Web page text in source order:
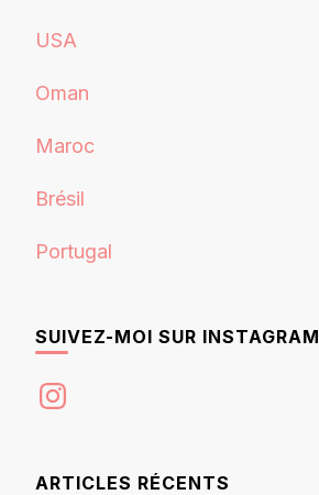
USA
Oman
Maroc
Brésil
Portugal
SUIVEZ-MOI SUR INSTAGRAM
Instagram
ARTICLES RÉCENTS